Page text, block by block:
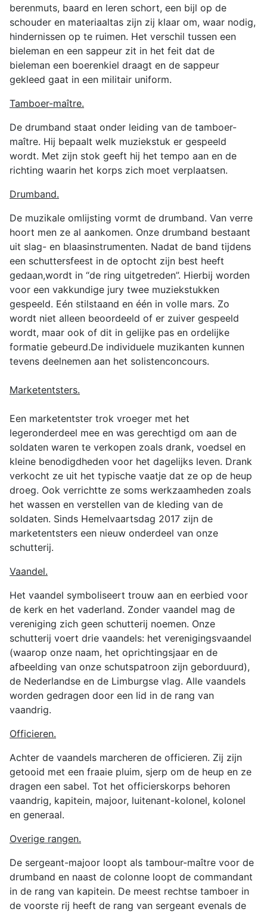
berenmuts, baard en leren schort, een bijl op de
schouder en materiaaltas zijn zij klaar om, waar nodig,
hindernissen op te ruimen. Het verschil tussen een
bieleman en een sappeur zit in het feit dat de
bieleman een boerenkiel draagt en de sappeur
gekleed gaat in een militair uniform.
Tamboer-maître.
De drumband staat onder leiding van de tamboer-
maître. Hij bepaalt welk muziekstuk er gespeeld
wordt. Met zijn stok geeft hij het tempo aan en de
richting waarin het korps zich moet verplaatsen.
Drumband.
De muzikale omlijsting vormt de drumband. Van verre
hoort men ze al aankomen. Onze drumband bestaant
uit slag- en blaasinstrumenten. Nadat de band tijdens
een schuttersfeest in de optocht zijn best heeft
gedaan,wordt in “de ring uitgetreden”. Hierbij worden
voor een vakkundige jury twee muziekstukken
gespeeld. Eén stilstaand en één in volle mars. Zo
wordt niet alleen beoordeeld of er zuiver gespeeld
wordt, maar ook of dit in gelijke pas en ordelijke
formatie gebeurd.De individuele muzikanten kunnen
tevens deelnemen aan het solistenconcours.
Marketentsters.
Een marketentster trok vroeger met het
legeronderdeel mee en was gerechtigd om aan de
soldaten waren te verkopen zoals drank, voedsel en
kleine benodigdheden voor het dagelijks leven. Drank
verkocht ze uit het typische vaatje dat ze op de heup
droeg. Ook verrichtte ze soms werkzaamheden zoals
het wassen en verstellen van de kleding van de
soldaten. Sinds Hemelvaartsdag 2017 zijn de
marketentsters een nieuw onderdeel van onze
schutterij.
Vaandel.
Het vaandel symboliseert trouw aan en eerbied voor
de kerk en het vaderland. Zonder vaandel mag de
vereniging zich geen schutterij noemen. Onze
schutterij voert drie vaandels: het verenigingsvaandel
(waarop onze naam, het oprichtingsjaar en de
afbeelding van onze schutspatroon zijn geborduurd),
de Nederlandse en de Limburgse vlag. Alle vaandels
worden gedragen door een lid in de rang van
vaandrig.
Officieren.
Achter de vaandels marcheren de officieren. Zij zijn
getooid met een fraaie pluim, sjerp om de heup en ze
dragen een sabel. Tot het officierskorps behoren
vaandrig, kapitein, majoor, luitenant-kolonel, kolonel
en generaal.
Overige rangen.
De sergeant-majoor loopt als tambour-maître voor de
drumband en naast de colonne loopt de commandant
in de rang van kapitein. De meest rechtse tamboer in
de voorste rij heeft de rang van sergeant evenals de